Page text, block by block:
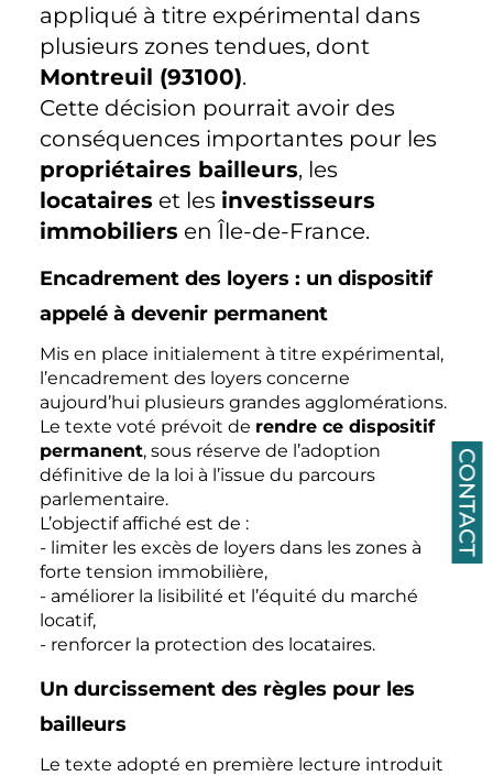
CONTACT
appliqué à titre expérimental dans
plusieurs zones tendues, dont
Montreuil (93100).
Cette décision pourrait avoir des
conséquences importantes pour les
propriétaires bailleurs, les
locataires et les investisseurs
immobiliers en Île-de-France.
Encadrement des loyers : un dispositif
appelé à devenir permanent
Mis en place initialement à titre expérimental,
l’encadrement des loyers concerne
aujourd’hui plusieurs grandes agglomérations.
Le texte voté prévoit de rendre ce dispositif
permanent, sous réserve de l’adoption
définitive de la loi à l’issue du parcours
parlementaire.
L’objectif affiché est de :
- limiter les excès de loyers dans les zones à
forte tension immobilière,
- améliorer la lisibilité et l’équité du marché
locatif,
- renforcer la protection des locataires.
Un durcissement des règles pour les
bailleurs
Le texte adopté en première lecture introduit